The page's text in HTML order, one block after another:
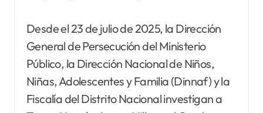
Desde el 23 de julio de 2025, la Dirección
General de Persecución del Ministerio
Público, la Dirección Nacional de Niños,
Niñas, Adolescentes y Familia (Dinnaf) y la
Fiscalía del Distrito Nacional investigan a